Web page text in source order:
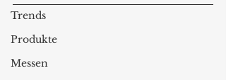
Trends
Produkte
Messen